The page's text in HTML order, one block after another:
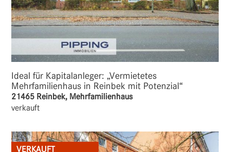
Ideal für Kapitalanleger: „Vermietetes
Mehrfamilienhaus in Reinbek mit Potenzial“
21465 Reinbek, Mehrfamilienhaus
verkauft
VERKAUFT